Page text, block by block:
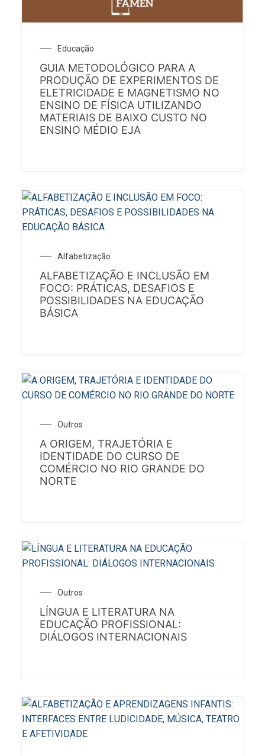
Educação
GUIA METODOLÓGICO PARA A
PRODUÇÃO DE EXPERIMENTOS DE
ELETRICIDADE E MAGNETISMO NO
ENSINO DE FÍSICA UTILIZANDO
MATERIAIS DE BAIXO CUSTO NO
ENSINO MÉDIO EJA
Alfabetização
ALFABETIZAÇÃO E INCLUSÃO EM
FOCO: PRÁTICAS, DESAFIOS E
POSSIBILIDADES NA EDUCAÇÃO
BÁSICA
Outros
A ORIGEM, TRAJETÓRIA E
IDENTIDADE DO CURSO DE
COMÉRCIO NO RIO GRANDE DO
NORTE
Outros
LÍNGUA E LITERATURA NA
EDUCAÇÃO PROFISSIONAL:
DIÁLOGOS INTERNACIONAIS